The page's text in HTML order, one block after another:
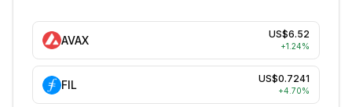
AVAX US$6.52
+1.24%
FIL US$0.7241
+4.70%